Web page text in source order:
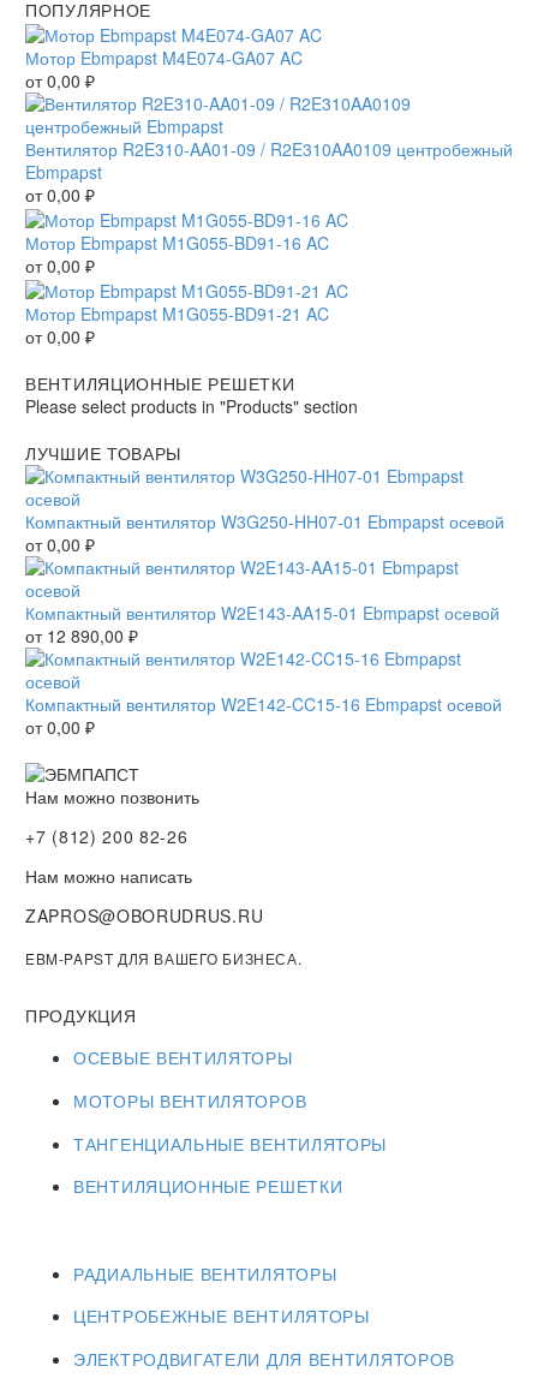
ПОПУЛЯРНОЕ
Мотор Ebmpapst M4E074-GA07 AC
от0,00 ₽
Вентилятор R2E310-AA01-09 / R2E310AA0109 центробежный
Ebmpapst
от0,00 ₽
Мотор Ebmpapst M1G055-BD91-16 AC
от0,00 ₽
Мотор Ebmpapst M1G055-BD91-21 AC
от0,00 ₽
ВЕНТИЛЯЦИОННЫЕ РЕШЕТКИ
Please select products in "Products" section
ЛУЧШИЕ ТОВАРЫ
Компактный вентилятор W3G250-HH07-01 Ebmpapst осевой
от0,00 ₽
Компактный вентилятор W2E143-AA15-01 Ebmpapst осевой
от 12 890,00 ₽
Компактный вентилятор W2E142-CC15-16 Ebmpapst осевой
от0,00 ₽
Нам можно позвонить
+7 (812) 200 82-26
Нам можно написать
ZAPROS@OBORUDRUS.RU
EBM-PAPST ДЛЯ ВАШЕГО БИЗНЕСА.
ПРОДУКЦИЯ
ОСЕВЫЕ ВЕНТИЛЯТОРЫ
МОТОРЫ ВЕНТИЛЯТОРОВ
ТАНГЕНЦИАЛЬНЫЕ ВЕНТИЛЯТОРЫ
ВЕНТИЛЯЦИОННЫЕ РЕШЕТКИ
РАДИАЛЬНЫЕ ВЕНТИЛЯТОРЫ
ЦЕНТРОБЕЖНЫЕ ВЕНТИЛЯТОРЫ
ЭЛЕКТРОДВИГАТЕЛИ ДЛЯ ВЕНТИЛЯТОРОВ